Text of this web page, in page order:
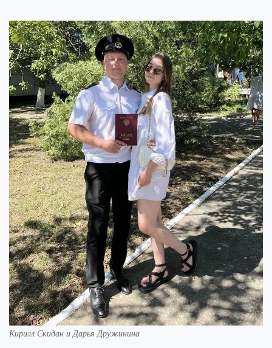
Кирилл Скидан и Дарья Дружинина